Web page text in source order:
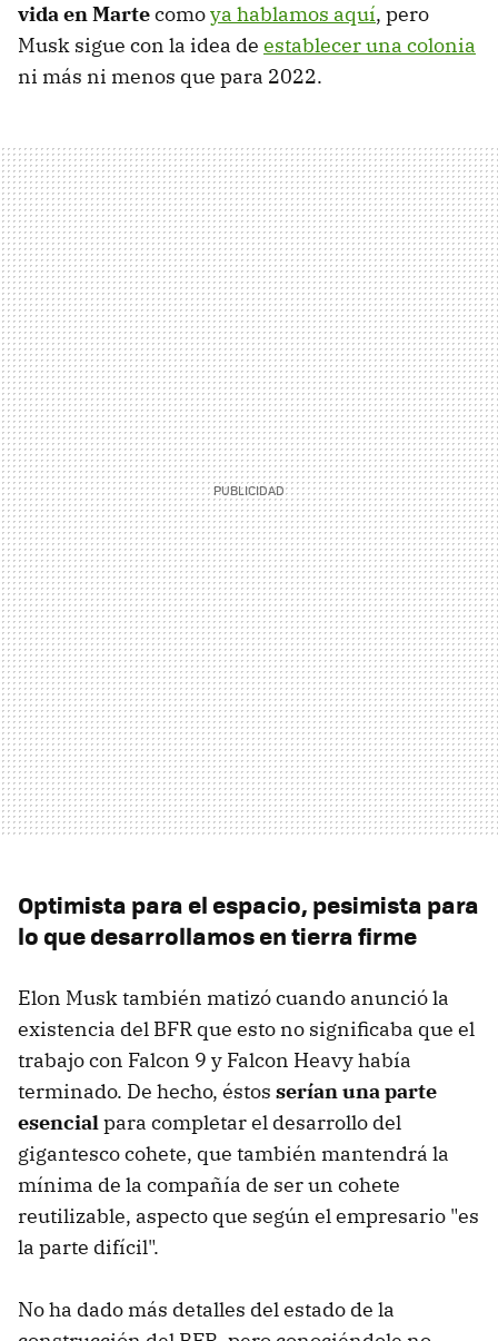
vida en Martecomoya hablamos aquí, pero
Musk sigue con la idea de establecer una colonia
ni más ni menos que para 2022.
Optimista para el espacio, pesimista para
lo que desarrollamos en tierra firme
Elon Musk también matizó cuando anunció la
existencia del BFR que esto no significaba que el
trabajo con Falcon 9 y Falcon Heavy había
terminado. De hecho, éstos serían una parte
esencialpara completar el desarrollo del
gigantesco cohete, que también mantendrá la
mínima de la compañía de ser un cohete
reutilizable, aspecto que según el empresario "es
la parte difícil".
No ha dado más detalles del estado de la